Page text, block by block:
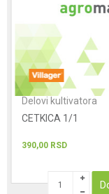
Delovi kultivatora
CETKICA 1/1
390,00 RSD